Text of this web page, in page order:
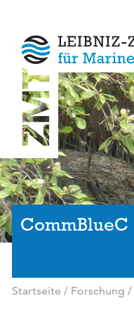
CommBlueC
Startseite / Forschung /